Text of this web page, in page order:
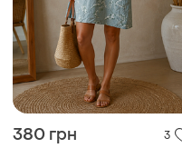
380 грн 3